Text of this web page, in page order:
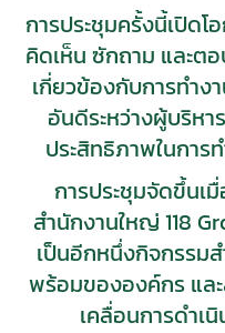
การประชุมครั้งนี้เปิดโ
คิดเห็น ซักถาม และต
เกี่ยวข้องกับการทำง
อันดีระหว่างผู้บริห
ประสิทธิภาพในการ
การประชุมจัดขึ้นเ
สำนักงานใหญ่ 118
เป็นอีกหนึ่งกิจกรรม
พร้อมขององค์กร แล
เคลื่อนการดำเ